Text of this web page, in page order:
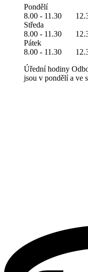
Pondělí
8.00 - 11.30
Středa
8.00 - 11.30
Pátek
8.00 - 11.30
Úřední hodiny
jsou v pondělí a ve